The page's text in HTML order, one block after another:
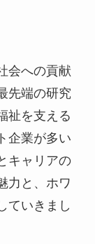
会への貢献
先端の研究
祉を支える
企業が多い
キャリアの
力と、ホワ
ていきまし